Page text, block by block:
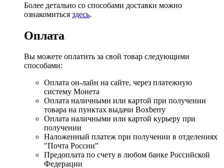
Более детально со способами доставки можно
ознакомиться здесь.
Оплата
Вы можете оплатить за свой товар следующими
способами:
Оплата он-лайн на сайте, через платежную
систему Монета
Оплата наличными или картой при получении
товара на пунктах выдачи Boxberry
Оплата наличными или картой курьеру при
получении
Наложенный платеж при получении в отделениях
"Почта России"
Предоплата по счету в любом банке Российской
Федерации